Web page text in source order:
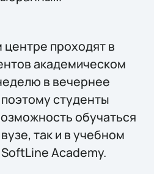
проходят в
академическом
в вечернее
студенты
обучаться
так и в учебном
Academy.